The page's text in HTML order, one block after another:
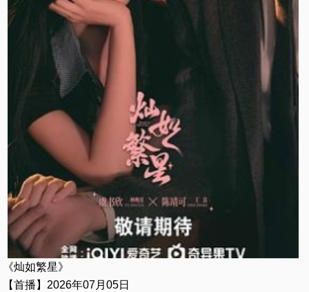
《灿如繁星》
【首播】2026年07月05日